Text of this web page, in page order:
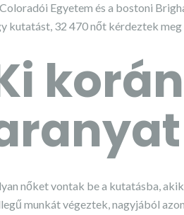
Egyetem és a bostoni
kutatást, 32 470 nőt kérdeztek
nőket vontak be a kutatásba,
munkát végeztek, nagyjából